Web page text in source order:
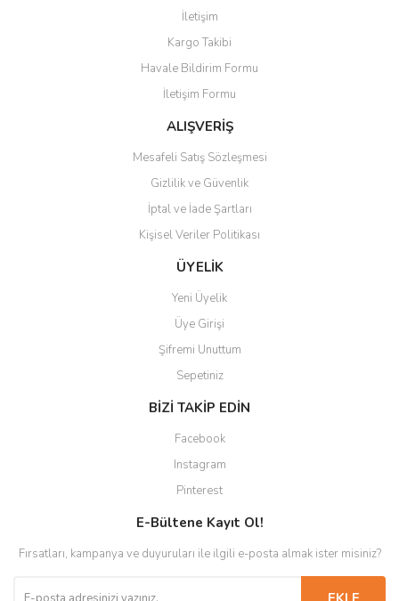
İletişim
Kargo Takibi
Havale Bildirim Formu
İletişim Formu
ALIŞVERİŞ
Mesafeli Satış Sözleşmesi
Gizlilik ve Güvenlik
İptal ve İade Şartları
Kişisel Veriler Politikası
ÜYELİK
Yeni Üyelik
Üye Girişi
Şifremi Unuttum
Sepetiniz
BİZİ TAKİP EDİN
Facebook
Instagram
Pinterest
E-Bültene Kayıt Ol!
Fırsatları, kampanya ve duyuruları ile ilgili e-posta almak ister misiniz?